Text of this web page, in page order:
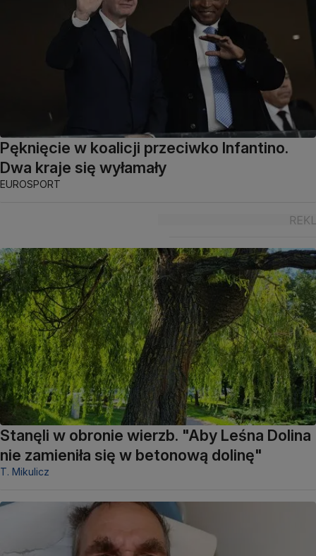
Pęknięcie w koalicji przeciwko Infantino.
Dwa kraje się wyłamały
EUROSPORT
Stanęli w obronie wierzb. "Aby Leśna Dolina
nie zamieniła się w betonową dolinę"
T. Mikulicz